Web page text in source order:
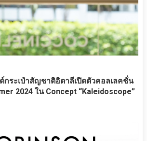
กระเป๋าสัญชาติอิตาลีเปิดตัวคอลเลคชั่น
2024 ใน Concept “Kaleidoscope”